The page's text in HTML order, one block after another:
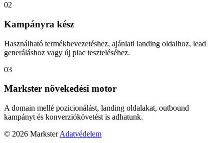
02
Kampányra kész
Használható termékbevezetéshez, ajánlati landing oldalhoz, lead
generáláshoz vagy új piac teszteléséhez.
03
Markster növekedési motor
A domain mellé pozicionálást, landing oldalakat, outbound
kampányt és konverziókövetést is adhatunk.
© 2026 Markster Adatvédelem